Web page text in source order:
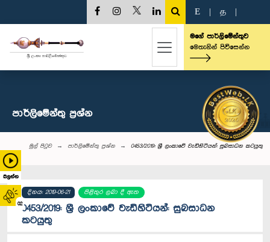
බලන්න
02
E த
මගේ පාර්ලිමේන්තුව
මෙතැනින් පිවිසෙන්න
පාර්ලි‌මේන්තු‌ ප්‍රශ්න
මුල් පිටුව පාර්ලි‌මේන්තු‌ ප්‍රශ්න 0453/2019: ශ්‍රී ලංකාවේ වැඩිහිටියන්: සුබසාධන කටයුතු
දිනය: 2019-06-21 පිළිතුර ලබා දී ඇත
0453/2019: ශ්‍රී ලංකාවේ වැඩිහිටියන්: සුබසාධන
කටයුතු